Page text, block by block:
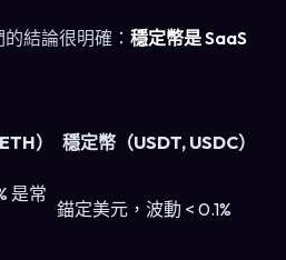
結論很明確： 穩定幣是 SaaS
） 穩定幣（USDT, USDC）
是常
錨定美元，波動 < 0.1%